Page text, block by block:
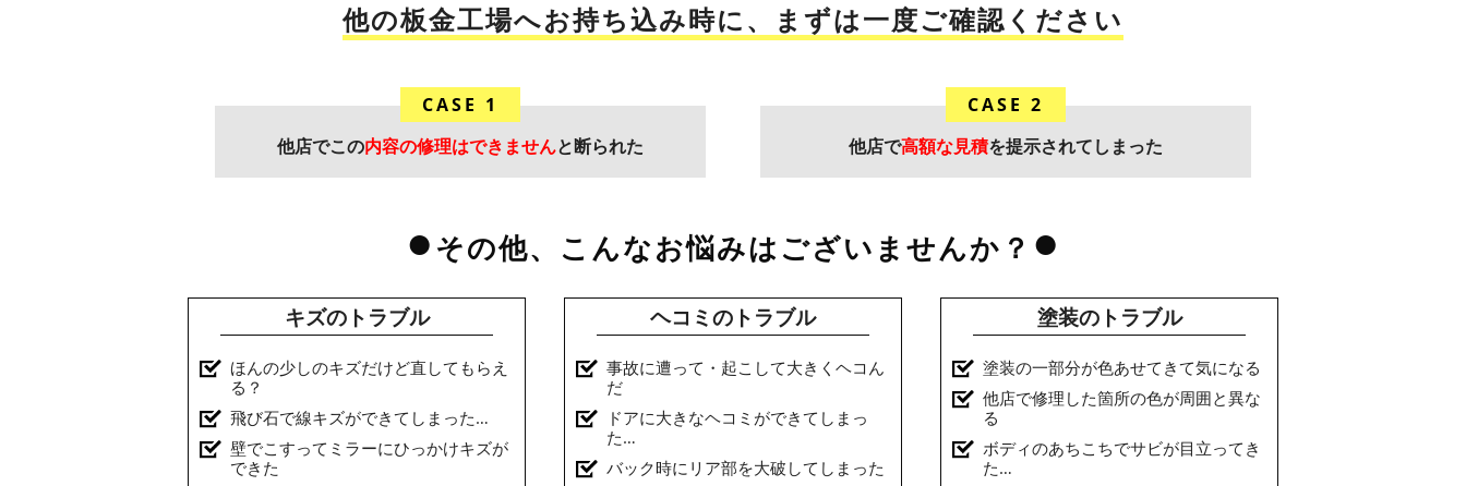
他の板金工場へお持ち込み時に、まずは一度ご確認ください
CASE 1
他店でこの内容の修理はできませんと断られた
CASE 2
他店で高額な見積を提示されてしまった
その他、こんなお悩みはございませんか？
キズのトラブル
ほんの少しのキズだけど直してもらえ
る？
飛び石で線キズができてしまった…
壁でこすってミラーにひっかけキズが
できた
ヘコミのトラブル
事故に遭って・起こして大きくヘコん
だ
ドアに大きなヘコミができてしまっ
た…
バック時にリア部を大破してしまった
塗装のトラブル
塗装の一部分が色あせてきて気になる
他店で修理した箇所の色が周囲と異な
る
ボディのあちこちでサビが目立ってき
た…